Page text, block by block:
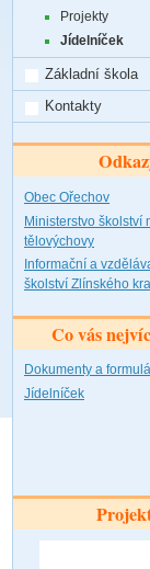
Projekty
Jídelníček
Základní škola
Kontakty
Obec Ořechov
Ministerstvo školství
tělovýchovy
Informační a
školství Zlínského
Co vás
Dokumenty a
Jídelníček